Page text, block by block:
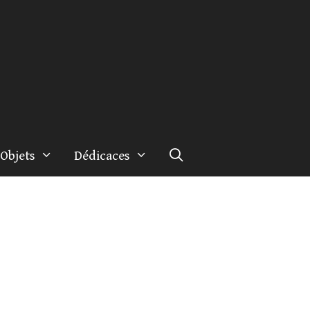
Objets Dédicaces